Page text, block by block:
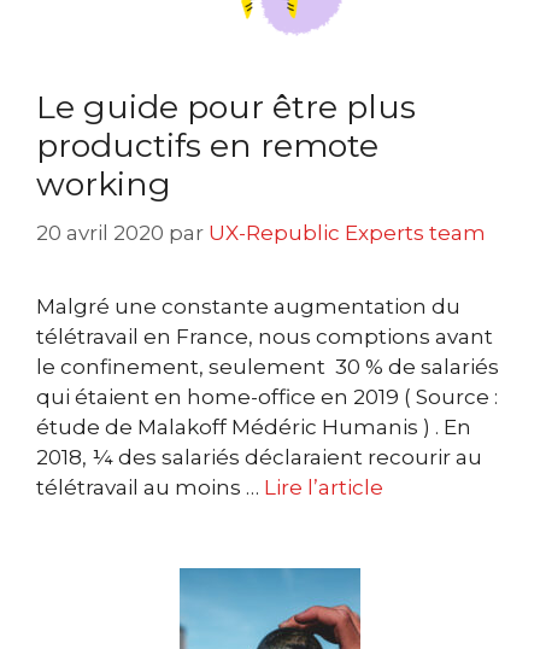
Le guide pour être plus
productifs en remote
working
20 avril 2020 par UX-Republic Experts team
Malgré une constante augmentation du
télétravail en France, nous comptions avant
le confinement, seulement 30 % de salariés
qui étaient en home-office en 2019 ( Source :
étude de Malakoff Médéric Humanis ) . En
2018, ¼ des salariés déclaraient recourir au
télétravail au moins … Lire l’article